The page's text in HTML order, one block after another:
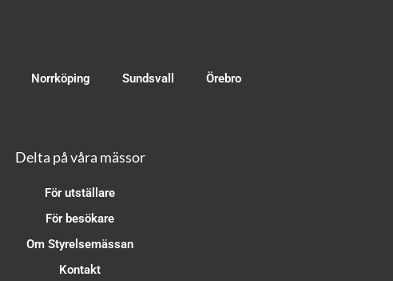
Norrköping Sundsvall Örebro
Delta på våra mässor
För utställare
För besökare
Om Styrelsemässan
Kontakt